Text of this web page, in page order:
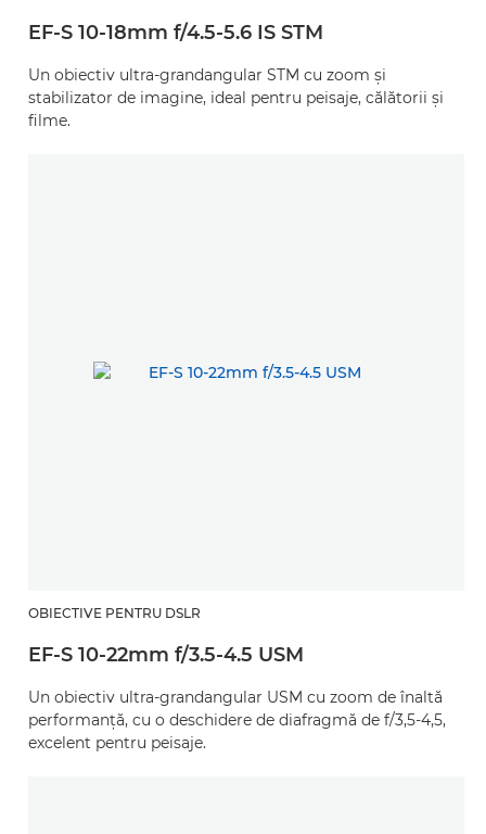
EF-S 10-18mm f/4.5-5.6 IS STM
Un obiectiv ultra-grandangular STM cu zoom şi
stabilizator de imagine, ideal pentru peisaje, călătorii şi
filme.
OBIECTIVE PENTRU DSLR
EF-S 10-22mm f/3.5-4.5 USM
Un obiectiv ultra-grandangular USM cu zoom de înaltă
performanţă, cu o deschidere de diafragmă de f/3,5-4,5,
excelent pentru peisaje.